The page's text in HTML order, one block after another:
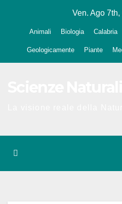
Ven. Ago
Animali Biologia Calabria
Geologicamente Piante